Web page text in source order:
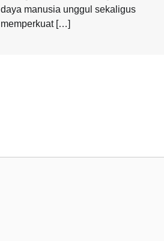
daya manusia unggul sekaligus
memperkuat […]